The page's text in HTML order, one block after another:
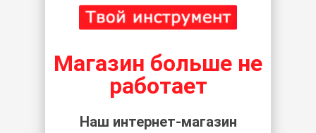
Магазин больше не
работает
Наш интернет-магазин